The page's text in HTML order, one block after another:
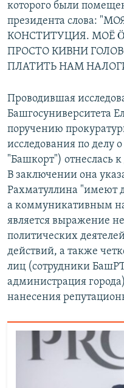
которого были
президента слова:
КОНСТИТУЦИЯ. МОЁ
ПРОСТО КИВНИ
ПЛАТИТЬ НАМ
Проводившая
Башгосуниверситета
поручению
исследования по делу о
"Башкорт") отнеслась к
В заключении она
Рахматуллина "имеют
а коммуникативным
является выражение
политических
действий, а также
лиц (сотрудники
администрация
нанесения